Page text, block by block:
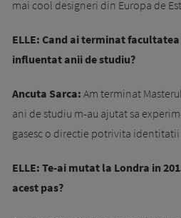
mai cool designeri din Europa de
ELLE: Cand ai terminat
influentat anii de studiu?
Ancuta Sarca: Am terminat
ani de studiu m-au ajutat sa
gasesc o directie potrivita identitatii
ELLE: Te-ai mutat la Londra in
acest pas?